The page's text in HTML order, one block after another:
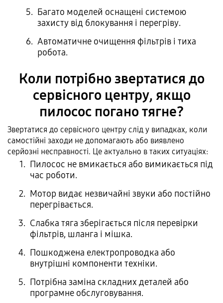
Багато моделей оснащені системою
захисту від блокування і перегріву.
Автоматичне очищення фільтрів і тиха
робота.
Коли потрібно звертатися до
сервісного центру, якщо
пилосос погано тягне?
Звертатися до сервісного центру слід у випадках, коли
самостійні заходи не допомагають або виявлено
серйозні несправності. Це актуально в таких ситуаціях:
Пилосос не вмикається або вимикається під
час роботи.
Мотор видає незвичайні звуки або постійно
перегрівається.
Слабка тяга зберігається після перевірки
фільтрів, шланга і мішка.
Пошкоджена електропроводка або
внутрішні компоненти техніки.
Потрібна заміна складних деталей або
програмне обслуговування.